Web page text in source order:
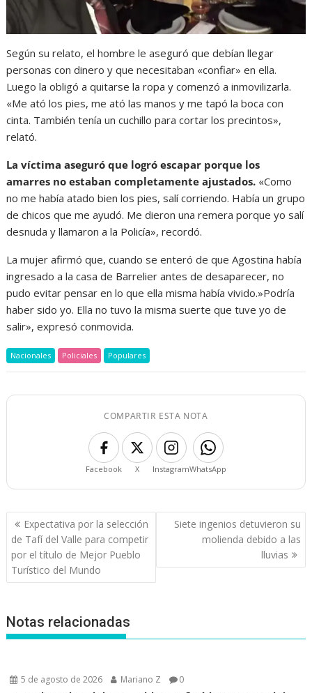
Según su relato, el hombre le aseguró que debían llegar
personas con dinero y que necesitaban «confiar» en ella.
Luego la obligó a quitarse la ropa y comenzó a inmovilizarla.
«Me ató los pies, me ató las manos y me tapó la boca con
cinta. También tenía un cuchillo para cortar los precintos»,
relató.
La víctima aseguró que logró escapar porque los
amarres no estaban completamente ajustados. «Como
no me había atado bien los pies, salí corriendo. Había un grupo
de chicos que me ayudó. Me dieron una remera porque yo salí
desnuda y llamaron a la Policía», recordó.
La mujer afirmó que, cuando se enteró de que Agostina había
ingresado a la casa de Barrelier antes de desaparecer, no
pudo evitar pensar en lo que ella misma había vivido.»Podría
haber sido yo. Ella no tuvo la misma suerte que tuve yo de
salir», expresó conmovida.
Nacionales Policiales Populares
COMPARTIR ESTA NOTA
Facebook X InstagramWhatsApp
Navegación
de
entradas
Expectativa por la selección
de Tafí del Valle para competir
por el título de Mejor Pueblo
Turístico del Mundo
Siete ingenios detuvieron su
molienda debido a las
lluvias
Notas relacionadas
5 de agosto de 2026 Mariano Z 0